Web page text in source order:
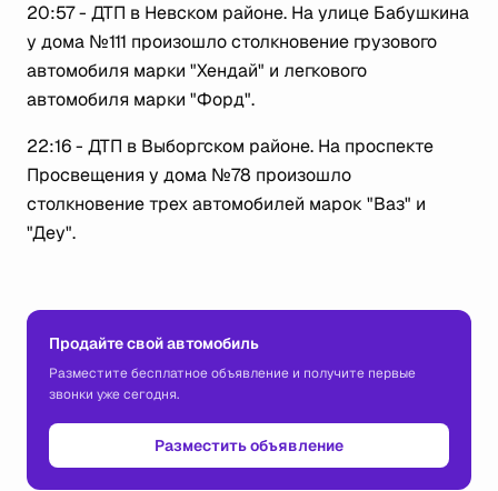
20:57 - ДТП в Невском районе. На улице Бабушкина
у дома №111 произошло столкновение грузового
автомобиля марки "Хендай" и легкового
автомобиля марки "Форд".
22:16 - ДТП в Выборгском районе. На проспекте
Просвещения у дома №78 произошло
столкновение трех автомобилей марок "Ваз" и
"Деу".
Продайте свой автомобиль
Разместите бесплатное объявление и получите первые
звонки уже сегодня.
Разместить объявление